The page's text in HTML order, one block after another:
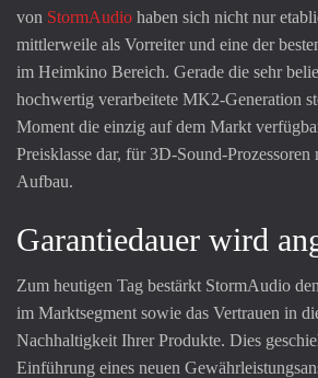
von StormAudio haben sich nicht nur
mittlerweile als Vorreiter und eine der
im Heimkino Bereich. Gerade die sehr
hochwertig verarbeitete MK2-Generation
Moment die einzig auf dem Markt
Preisklasse dar, für 3D-Sound-Prozessoren
Aufbau.
Garantiedauer wird
Zum heutigen Tag bestärkt StormAudio
im Marktsegment sowie das Vertrauen in
Nachhaltigkeit Ihrer Produkte. Dies
Einführung eines neuen